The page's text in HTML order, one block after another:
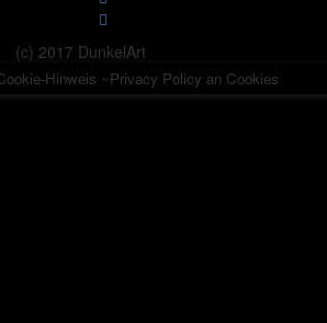
(c) 2017 DunkelArt
Hinweis ~Privacy Policy an Cookies